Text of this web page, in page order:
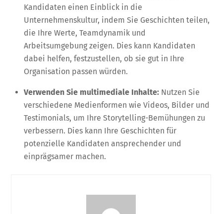
Kandidaten einen Einblick in die
Unternehmenskultur, indem Sie Geschichten teilen,
die Ihre Werte, Teamdynamik und
Arbeitsumgebung zeigen. Dies kann Kandidaten
dabei helfen, festzustellen, ob sie gut in Ihre
Organisation passen würden.
Verwenden Sie multimediale Inhalte: Nutzen Sie
verschiedene Medienformen wie Videos, Bilder und
Testimonials, um Ihre Storytelling-Bemühungen zu
verbessern. Dies kann Ihre Geschichten für
potenzielle Kandidaten ansprechender und
einprägsamer machen.